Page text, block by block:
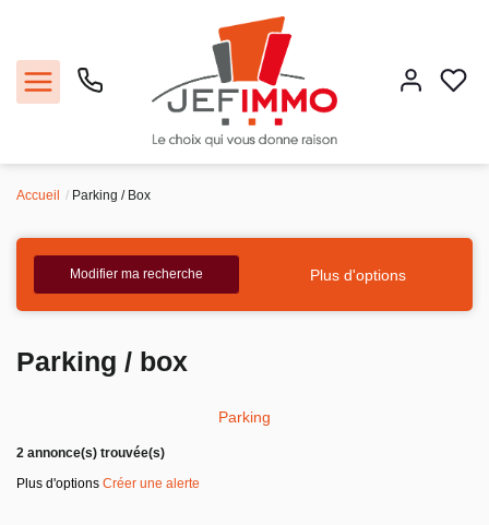
Louer
Estimer
Accueil Parking / Box
Modifier ma recherche Plus d'options
Parking / box
Parking
2 annonce(s) trouvée(s)
Plus d'options Créer une alerte